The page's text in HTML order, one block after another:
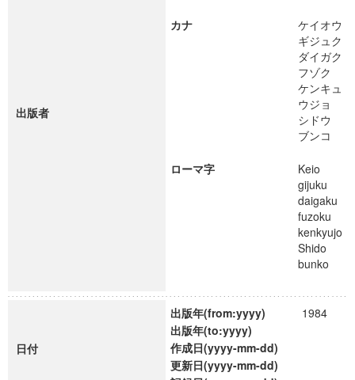
出版者
カナ
ケイオウ
ギジュク
ダイガク
フゾク
ケンキュ
ウジョ
シドウ
ブンコ
ローマ字
Keio
gijuku
daigaku
fuzoku
kenkyujo
Shido
bunko
日付
出版年(from:yyyy)
1984
出版年(to:yyyy)
作成日(yyyy-mm-dd)
更新日(yyyy-mm-dd)